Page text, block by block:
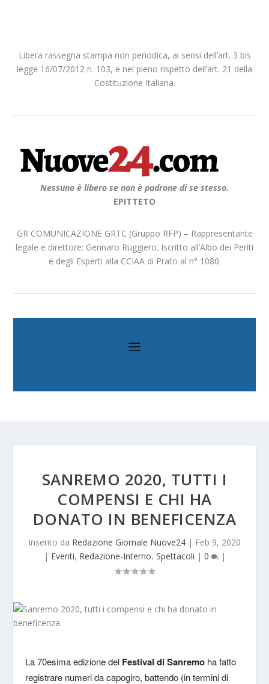
Libera rassegna stampa non periodica, ai sensi dell’art. 3 bis
legge 16/07/2012 n. 103, e nel pieno rispetto dell’art. 21 della
Costituzione Italiana.
Nessuno è libero se non è padrone di se stesso.
EPITTETO
GR COMUNICAZIONE GRTC (Gruppo RFP) – Rappresentante
legale e direttore: Gennaro Ruggiero. Iscritto all’Albo dei Periti
e degli Esperti alla CCIAA di Prato al n° 1080.
SANREMO 2020, TUTTI I
COMPENSI E CHI HA
DONATO IN BENEFICENZA
Inserito da Redazione Giornale Nuove24 | Feb 9, 2020
| Eventi, Redazione-Interno, Spettacoli | 0 |
La 70esima edizione del Festival di Sanremo ha fatto
registrare numeri da capogiro, battendo (in termini di